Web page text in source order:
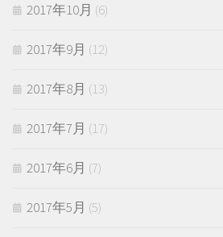
2017年10月 (6)
2017年9月 (12)
2017年8月 (13)
2017年7月 (17)
2017年6月 (7)
2017年5月 (5)